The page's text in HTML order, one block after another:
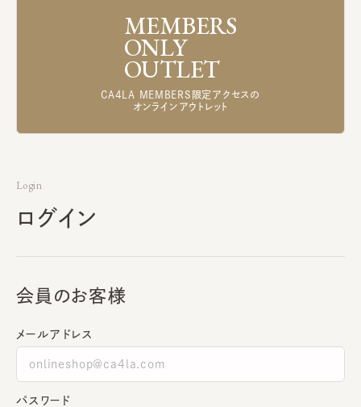
MEMBERS
ONLY
OUTLET
CA4LA MEMBERS限定アクセスの
オンラインアウトレット
Login
ログイン
会員のお客様
メールアドレス
パスワード